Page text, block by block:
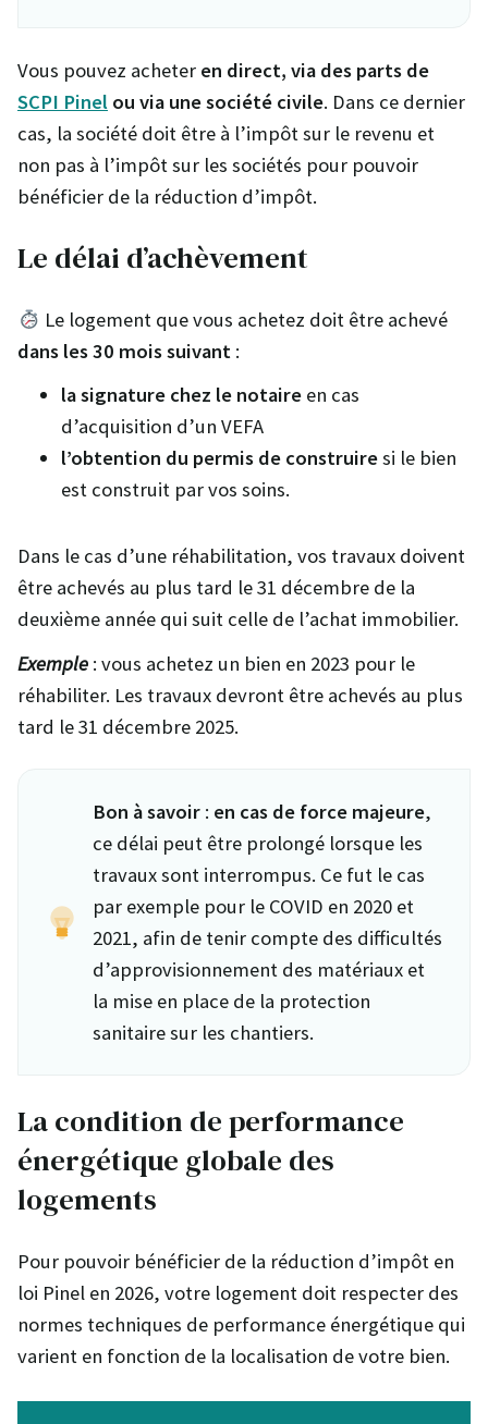
Vous pouvez acheter en direct, via des parts de
SCPI Pinel ou via une société civile. Dans ce dernier
cas, la société doit être à l’impôt sur le revenu et
non pas à l’impôt sur les sociétés pour pouvoir
bénéficier de la réduction d’impôt.
Le délai d’achèvement
Le logement que vous achetez doit être achevé
dans les 30 moissuivant :
la signature chez le notaire en cas
d’acquisition d’un VEFA
l’obtention du permis de construiresi le bien
est construit par vos soins.
Dans le cas d’une réhabilitation, vos travaux doivent
être achevés au plus tard le 31 décembre de la
deuxième année qui suit celle de l’achat immobilier.
Exemple : vous achetez un bien en 2023 pour le
réhabiliter. Les travaux devront être achevés au plus
tard le 31 décembre 2025.
Bon à savoir : en cas de force majeure,
ce délai peut être prolongé lorsque les
travaux sont interrompus. Ce fut le cas
par exemple pour le COVID en 2020 et
2021, afin de tenir compte des difficultés
d’approvisionnement des matériaux et
la mise en place de la protection
sanitaire sur les chantiers.
La condition de performance
énergétique globale des
logements
Pour pouvoir bénéficier de la réduction d’impôt en
loi Pinel en 2026, votre logement doit respecter des
normes techniques de performance énergétique qui
varient en fonction de la localisation de votre bien.